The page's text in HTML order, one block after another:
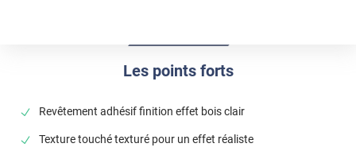
Les points forts
Revêtement adhésif finition effet bois clair
Texture touché texturé pour un effet réaliste